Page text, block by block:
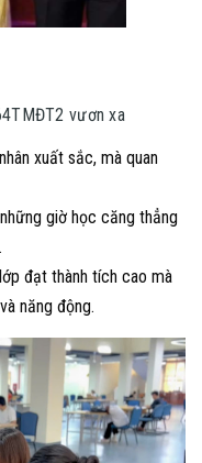
vươn xa
xuất sắc, mà quan
giờ học căng thẳng
đạt thành tích cao mà
năng động.